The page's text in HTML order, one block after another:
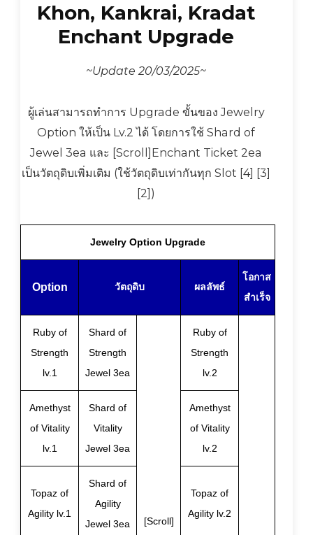
Khon, Kankrai, Kradat
Enchant Upgrade
~Update 20/03/2025~
ผู้เล่นสามารถทำการ Upgrade ขั้นของ Jewelry
Option ให้เป็น Lv.2 ได้ โดยการใช้ Shard of
Jewel 3ea และ [Scroll]Enchant Ticket 2ea
เป็นวัตถุดิบเพิ่มเติม (ใช้วัตถุดิบเท่ากันทุก Slot [4] [3]
[2])
Jewelry Option Upgrade
Option วัตถุดิบ ผลลัพธ์
โอกาส
สำเร็จ
Ruby of
Strength
lv.1
Shard of
Strength
Jewel 3ea
[Scroll]
Ruby of
Strength
lv.2
Amethyst
of Vitality
lv.1
Shard of
Vitality
Jewel 3ea
Amethyst
of Vitality
lv.2
Topaz of
Agility lv.1
Shard of
Agility
Jewel 3ea
Topaz of
Agility lv.2